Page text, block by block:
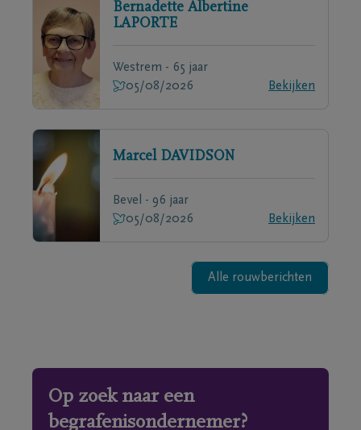
Bernadette Albertine
LAPORTE
Westrem - 65 jaar
05/08/2026
Bekijken
Marcel DAVIDSON
Bevel - 96 jaar
05/08/2026
Bekijken
Alle rouwberichten
Op zoek naar een
begrafenisondernemer?